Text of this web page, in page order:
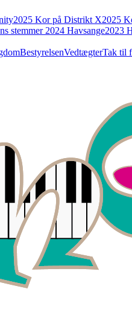
2025 Kor på Distrikt X2025
stemmer 2024 Havsange2023
BestyrelsenVedtægterTak til